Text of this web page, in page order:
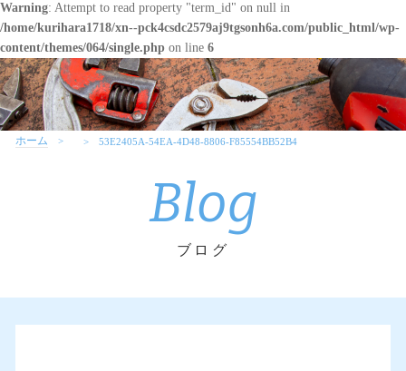
Warning: Attempt to read property "term_id" on null in
/home/kurihara1718/xn--pck4csdc2579aj9tgsonh6a.com/public_html/wp-
content/themes/064/single.php on line 6
ホーム 53E2405A-54EA-4D48-8806-F85554BB52B4
Blog
ブログ